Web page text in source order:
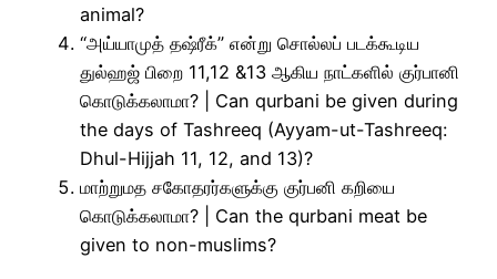
animal?
“அய்யாமுத் தஷ்ரீக்” என்று சொல்லப் படக்கூடிய
துல்ஹஜ் பிறை 11,12 &13 ஆகிய நாட்களில் குர்பானி
கொடுக்கலாமா? | Can qurbani be given during
the days of Tashreeq (Ayyam-ut-Tashreeq:
Dhul-Hijjah 11, 12, and 13)?
மாற்றுமத சகோதரர்களுக்கு குர்பனி கறியை
கொடுக்கலாமா? | Can the qurbani meat be
given to non-muslims?